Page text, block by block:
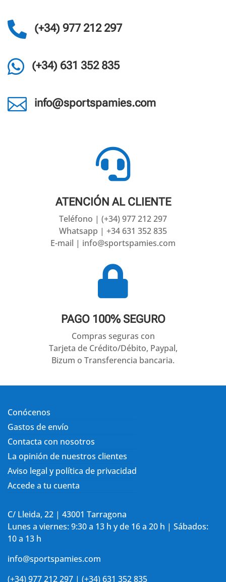
 (+34) 977 212 297
 (+34) 631 352 835
 info@sportspamies.com

ATENCIÓN AL CLIENTE
Teléfono | (+34) 977 212 297
Whatsapp | +34 631 352 835
E-mail | info@sportspamies.com

PAGO 100% SEGURO
Compras seguras con
Tarjeta de Crédito/Débito, Paypal,
Bizum o Transferencia bancaria.
Conócenos
Gastos de envío
Contacta con nosotros
La opinión de nuestros clientes
Aviso legal y política de privacidad
Accede a tu cuenta
C/ Lleida, 22 | 43001 Tarragona
Lunes a viernes: 9:30 a 13 h y de 16 a 20 h | Sábados:
10 a 13 h
info@sportspamies.com
(+34) 977 212 297 | (+34) 631 352 835